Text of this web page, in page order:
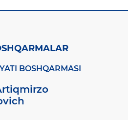
BOSHQARMASI